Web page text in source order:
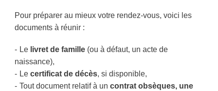
Pour préparer au mieux votre rendez-vous, voici les
documents à réunir :
Le livret de famille (ou à défaut, un acte de
naissance),
Le certificat de décès, si disponible,
Tout document relatif à un contrat obsèques, une